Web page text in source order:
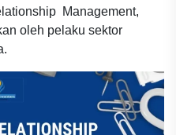
Management,
oleh pelaku sektor